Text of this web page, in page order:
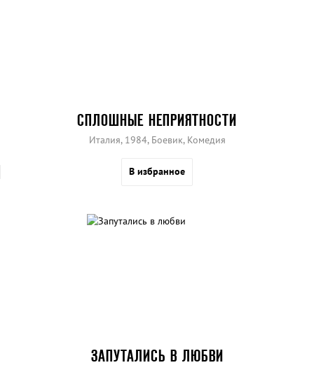
СПЛОШНЫЕ НЕПРИЯТНОСТИ
Италия, 1984, Боевик, Комедия
В избранное
ЗАПУТАЛИСЬ В ЛЮБВИ